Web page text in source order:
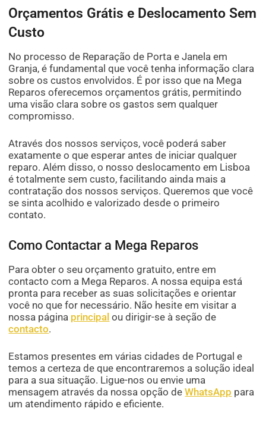
Orçamentos Grátis e Deslocamento Sem
Custo
No processo de Reparação de Porta e Janela em
Granja, é fundamental que você tenha informação clara
sobre os custos envolvidos. É por isso que na Mega
Reparos oferecemos orçamentos grátis, permitindo
uma visão clara sobre os gastos sem qualquer
compromisso.
Através dos nossos serviços, você poderá saber
exatamente o que esperar antes de iniciar qualquer
reparo. Além disso, o nosso deslocamento em Lisboa
é totalmente sem custo, facilitando ainda mais a
contratação dos nossos serviços. Queremos que você
se sinta acolhido e valorizado desde o primeiro
contato.
Como Contactar a Mega Reparos
Para obter o seu orçamento gratuito, entre em
contacto com a Mega Reparos. A nossa equipa está
pronta para receber as suas solicitações e orientar
você no que for necessário. Não hesite em visitar a
nossa página principal ou dirigir-se à seção de
contacto.
Estamos presentes em várias cidades de Portugal e
temos a certeza de que encontraremos a solução ideal
para a sua situação. Ligue-nos ou envie uma
mensagem através da nossa opção deWhatsApp para
um atendimento rápido e eficiente.